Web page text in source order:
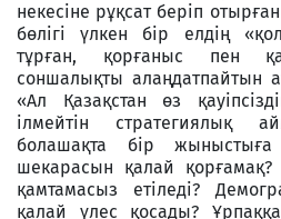
некесіне рұқсат беріп
бөлігі үлкен бір елдің
тұрған, қорғаныс пен
соншалықты алаңдатпайтын
«Ал Қазақстан өз
ілмейтін стратегиялық
болашақта бір
шекарасын қалай
қамтамасыз етіледі?
қалай үлес қосады?